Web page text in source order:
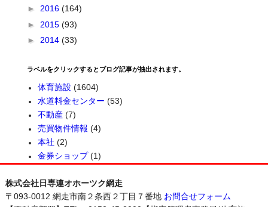
►2016(164)
►2015(93)
►2014(33)
ラベルをクリックするとブログ記事が抽出されます。
体育施設 (1604)
水道料金センター (53)
不動産 (7)
売買物件情報 (4)
本社 (2)
金券ショップ (1)
株式会社日専連オホーツク網走
〒093-0012 網走市南２条西２丁目７番地 お問合せフォーム